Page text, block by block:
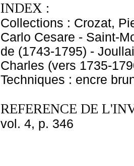
INDEX :
Collections : Crozat,
Carlo Cesare - Saint-
de (1743-1795) -
Charles (vers 1735-
Techniques : encre
REFERENCE DE
vol. 4, p. 346